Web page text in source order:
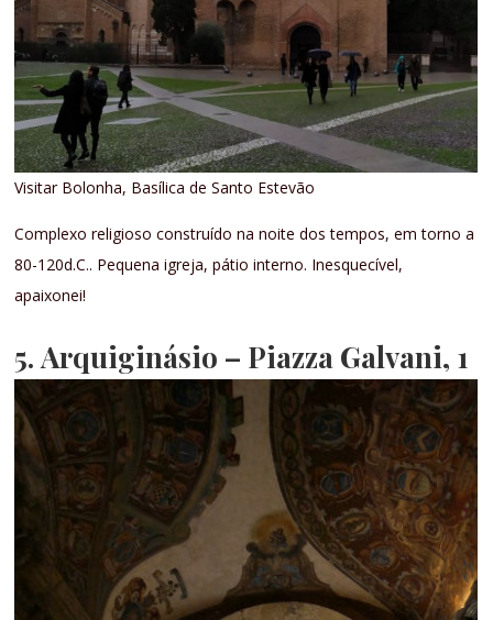
Visitar Bolonha, Basílica de Santo Estevão
Complexo religioso construído na noite dos tempos, em torno a
80-120d.C.. Pequena igreja, pátio interno. Inesquecível,
apaixonei!
5.Arquiginásio – Piazza Galvani, 1